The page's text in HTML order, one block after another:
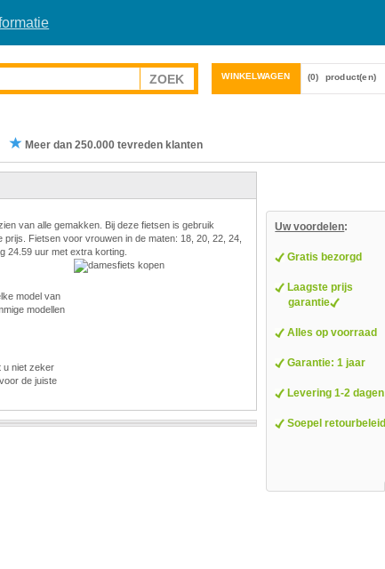
WINKELWAGEN (0) product(en)
Meer dan 250.000 tevreden klanten
van alle gemakken. Bij deze fietsen is gebruik
Fietsen voor vrouwen in de maten: 18, 20, 22, 24,
24.59 uur met extra korting.
model van
modellen
u niet zeker
de juiste
Uw voordelen:
Gratis bezorgd
Laagste prijs
garantie
Alles op voorraad
Garantie: 1 jaar
Levering 1-2 dagen
Soepel retourbeleid